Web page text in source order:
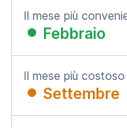
Il mese più
Febbraio
Il mese più costoso
Settembre